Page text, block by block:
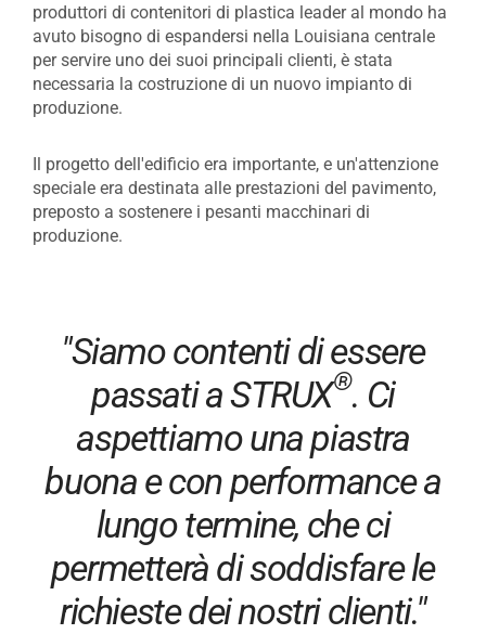
produttori di contenitori di plastica leader al mondo ha
avuto bisogno di espandersi nella Louisiana centrale
per servire uno dei suoi principali clienti, è stata
necessaria la costruzione di un nuovo impianto di
produzione.
Il progetto dell'edificio era importante, e un'attenzione
speciale era destinata alle prestazioni del pavimento,
preposto a sostenere i pesanti macchinari di
produzione.
"Siamo contenti di essere
passati a STRUX®. Ci
aspettiamo una piastra
buona e con performance a
lungo termine, che ci
permetterà di soddisfare le
richieste dei nostri clienti."